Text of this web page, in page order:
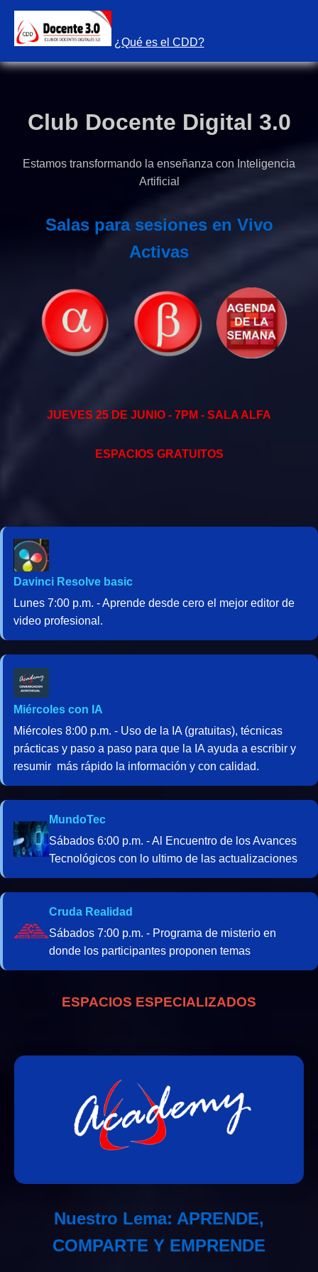
¿Qué es el CDD?
Club Docente Digital 3.0
Estamos transformando la enseñanza con Inteligencia
Artificial
Salas para sesiones en Vivo
Activas
JUEVES 25 DE JUNIO - 7PM - SALA ALFA
ESPACIOS GRATUITOS
Davinci Resolve basic
Lunes 7:00 p.m. - Aprende desde cero el mejor editor de
video profesional.
Miércoles con IA
Miércoles 8:00 p.m. - Uso de la IA (gratuitas), técnicas
prácticas y paso a paso para que la IA ayuda a escribir y
resumir más rápido la información y con calidad.
MundoTec
Sábados 6:00 p.m. - Al Encuentro de los Avances
Tecnológicos con lo ultimo de las actualizaciones
Cruda Realidad
Sábados 7:00 p.m. - Programa de misterio en
donde los participantes proponen temas
ESPACIOS ESPECIALIZADOS
Nuestro Lema: APRENDE,
COMPARTE Y EMPRENDE